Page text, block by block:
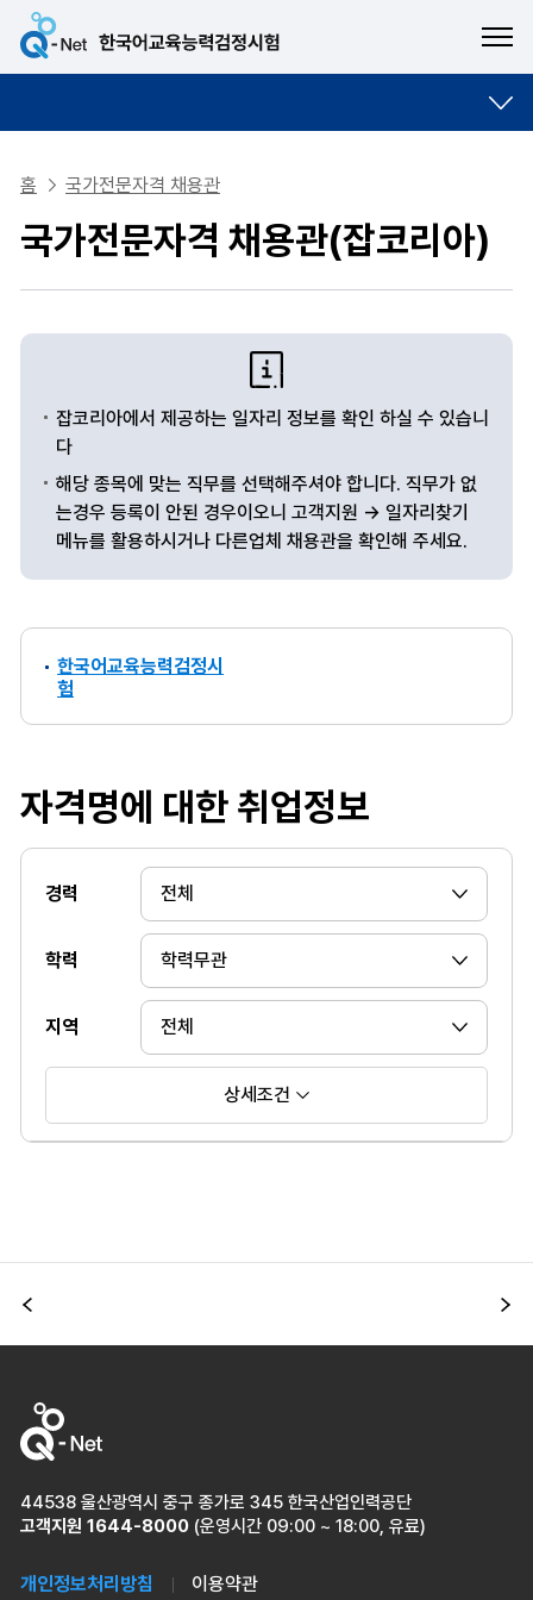
홈 국가전문자격 채용관
국가전문자격 채용관(잡코리아)
잡코리아에서 제공하는 일자리 정보를 확인 하실 수 있습니
다
해당 종목에 맞는 직무를 선택해주셔야 합니다. 직무가 없
는경우 등록이 안된 경우이오니 고객지원 → 일자리찾기
메뉴를 활용하시거나 다른업체 채용관을 확인해 주세요.
한국어교육능력검정시
험
자격명에 대한 취업정보
경력
학력
지역
상세조건
이전
44538 울산광역시 중구 종가로 345 한국산업인력공단
고객지원 1644-8000 (운영시간 09:00 ~ 18:00, 유료)
개인정보처리방침 이용약관